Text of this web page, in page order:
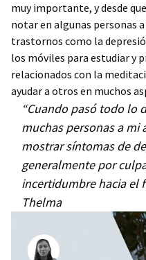
muy importante, y desde
notar en algunas personas
trastornos como la
los móviles para estudiar y
relacionados con la
ayudar a otros en muchos
“Cuando pasó todo lo
muchas personas a mi
mostrar síntomas de
generalmente por
incertidumbre hacia el
Thelma